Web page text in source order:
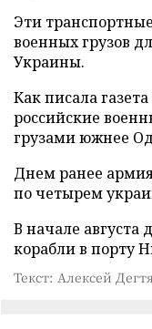
Эти
военных грузов
Украины.
Как писала
российские
грузами южнее
Днем ранее
по четырем
В начале августа
корабли в порту
Текст: Алексей